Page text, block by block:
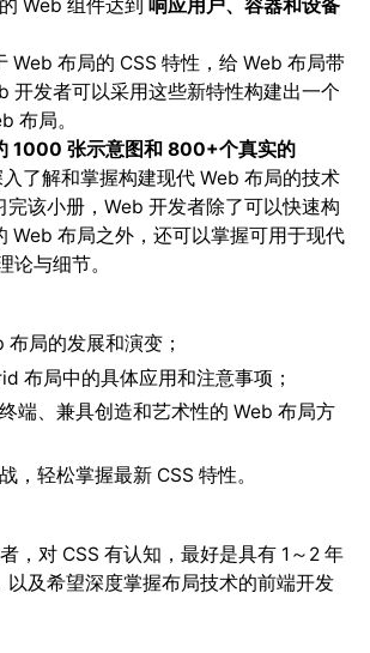
Web 组件达到 响应用户、容器和设备
Web 布局的 CSS 特性，给 Web 布局带
开发者可以采用这些新特性构建出一个
布局。
1000 张示意图和 800+个真实的
入了解和掌握构建现代 Web 布局的技术
完该小册，Web 开发者除了可以快速构
Web 布局之外，还可以掌握可用于现代
论与细节。
布局的发展和演变；
布局中的具体应用和注意事项；
端、兼具创造和艺术性的 Web 布局方
，轻松掌握最新 CSS 特性。
，对 CSS 有认知，最好是具有 1～2 年
以及希望深度掌握布局技术的前端开发